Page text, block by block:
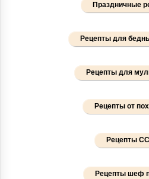
Праздничные
Рецепты для
Рецепты для
Рецепты от
Рецепты
Рецепты шеф